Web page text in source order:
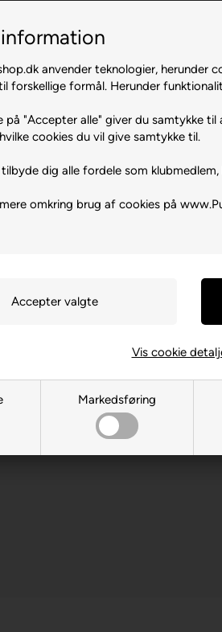
anvender teknologier, herunder
forskellige formål. Herunder
på "Accepter alle" giver du samtykke til
cookies du vil give samtykke til.
tilbyde dig alle fordele som
omkring brug af cookies på
Markedsføring
Vis cookie
Brasov
Indeholder små dele.